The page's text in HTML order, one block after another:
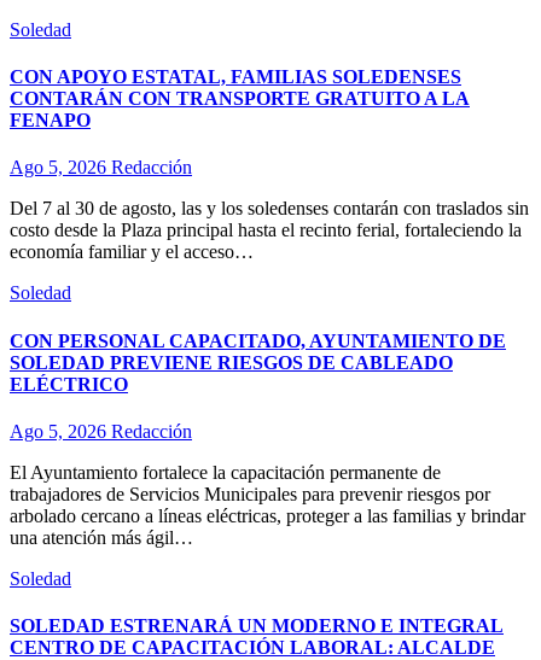
Soledad
CON APOYO ESTATAL, FAMILIAS SOLEDENSES
CONTARÁN CON TRANSPORTE GRATUITO A LA
FENAPO
Ago 5, 2026 Redacción
Del 7 al 30 de agosto, las y los soledenses contarán con traslados sin
costo desde la Plaza principal hasta el recinto ferial, fortaleciendo la
economía familiar y el acceso…
Soledad
CON PERSONAL CAPACITADO, AYUNTAMIENTO DE
SOLEDAD PREVIENE RIESGOS DE CABLEADO
ELÉCTRICO
Ago 5, 2026 Redacción
El Ayuntamiento fortalece la capacitación permanente de
trabajadores de Servicios Municipales para prevenir riesgos por
arbolado cercano a líneas eléctricas, proteger a las familias y brindar
una atención más ágil…
Soledad
SOLEDAD ESTRENARÁ UN MODERNO E INTEGRAL
CENTRO DE CAPACITACIÓN LABORAL: ALCALDE